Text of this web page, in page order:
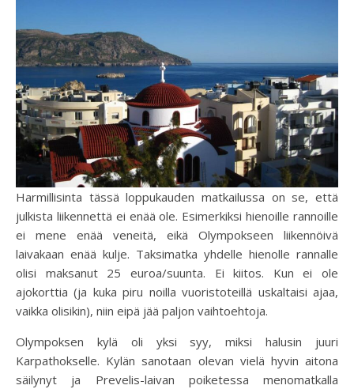
Harmillisinta tässä loppukauden matkailussa on se, että
julkista liikennettä ei enää ole. Esimerkiksi hienoille rannoille
ei mene enää veneitä, eikä Olympokseen liikennöivä
laivakaan enää kulje. Taksimatka yhdelle hienolle rannalle
olisi maksanut 25 euroa/suunta. Ei kiitos. Kun ei ole
ajokorttia (ja kuka piru noilla vuoristoteillä uskaltaisi ajaa,
vaikka olisikin), niin eipä jää paljon vaihtoehtoja.
Olympoksen kylä oli yksi syy, miksi halusin juuri
Karpathokselle. Kylän sanotaan olevan vielä hyvin aitona
säilynyt ja Prevelis-laivan poiketessa menomatkalla